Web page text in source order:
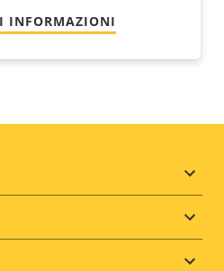
INFORMAZIONI